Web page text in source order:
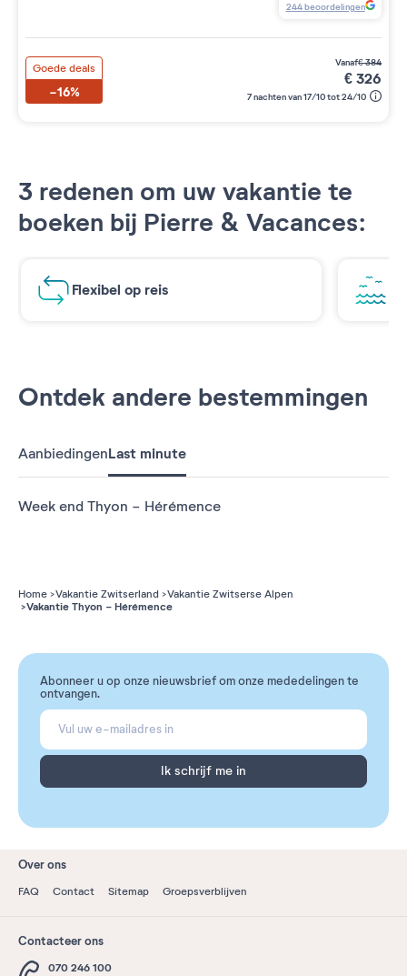
244beoordelingen
Goede deals
-16%
vanaf€384
€326
7 nachten van 17/10 tot 24/10
3 redenen om uw vakantie te
boeken bij Pierre & Vacances:
Flexibel op reis
Ontdek andere bestemmingen
AanbiedingenLast minute
Week end Thyon - Hérémence
Home Vakantie Zwitserland Vakantie Zwitserse Alpen
Vakantie Thyon - Hérémence
Abonneer u op onze nieuwsbrief om onze mededelingen te
ontvangen.
Ik schrijf me in
Over ons
FAQ Contact Sitemap Groepsverblijven
Contacteer ons
070 246 100